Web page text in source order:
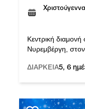
Κεντρική
Νυρεμβέργη,
ΔΙΑΡΚΕΙΑ5, 6